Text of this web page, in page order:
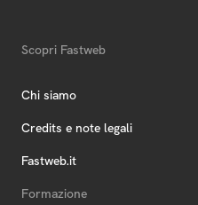
Scopri Fastweb
Chi siamo
Credits e note legali
Fastweb.it
Formazione